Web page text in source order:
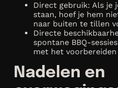
Direct gebruik: Als je
staan, hoef je hem
naar buiten te tillen
Directe
spontane BBQ-
met het
Nadelen en